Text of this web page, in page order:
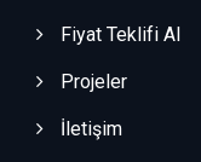
Fiyat Teklifi Al
Projeler
İletişim